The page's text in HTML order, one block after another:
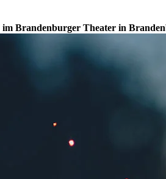
im Brandenburger Theater in